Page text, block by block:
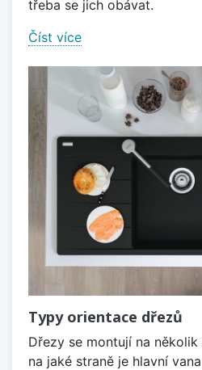
třeba se jich obávat.
Číst více
Typy orientace dřezů
Dřezy se montují na
na jaké straně je hlavní